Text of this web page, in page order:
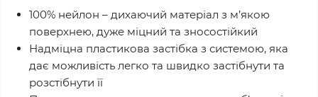
100% нейлон – дихаючий матеріал з м’якою
поверхнею, дуже міцний та зносостійкий
Надміцна пластикова застібка з системою, яка
дає можливість легко та швидко застібнути та
розстібнути її